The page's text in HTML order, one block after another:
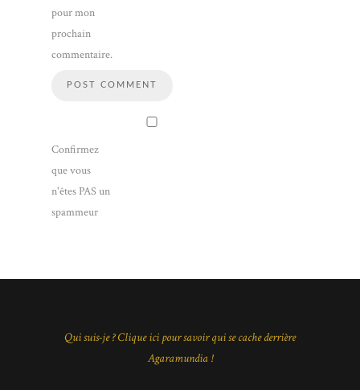
pour mon
prochain
commentaire.
Confirmez
que vous
n'êtes PAS un
spammeur
Qui suis-je ? Clique ici pour savoir qui se cache derrière
Agaramundia !